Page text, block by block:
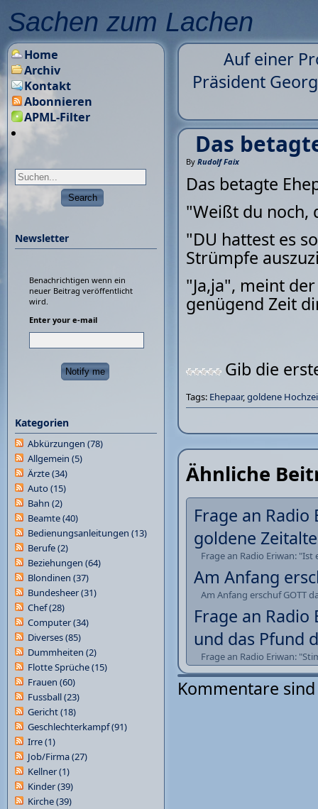
Sachen zum Lachen
Auf einer
Präsident
Das
By Rudolf Faix
Das betagte
"Weißt du noch,
"DU hattest es
Strümpfe
"Ja,ja", meint
genügend Zeit
Gib die
Tags: Ehepaar,goldene
Ähnliche
Frage an Radio
goldene
Frage an Radio Eriwan:
Am Anfang
Am Anfang erschuf GOTT
Frage an
und das Pfund
Frage an Radio Eriwan:
Kommentare
Home
Archiv
Kontakt
Abonnieren
APML-Filter
Newsletter
Benachrichtigen wenn ein
neuer Beitrag veröffentlicht
wird.
Enter your e-mail
Kategorien
Abkürzungen (78)
Allgemein (5)
Ärzte(34)
Auto(15)
Bahn (2)
Beamte(40)
Bedienungsanleitungen (13)
Berufe(2)
Beziehungen (64)
Blondinen (37)
Bundesheer(31)
Chef(28)
Computer(34)
Diverses(85)
Dummheiten (2)
Flotte Sprüche(15)
Frauen (60)
Fussball(23)
Gericht(18)
Geschlechterkampf(91)
Irre(1)
Job/Firma(27)
Kellner(1)
Kinder(39)
Kirche(39)